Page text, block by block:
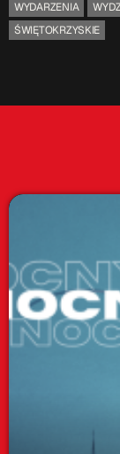
WYDARZENIA
ŚWIĘTOKRZYSKIE